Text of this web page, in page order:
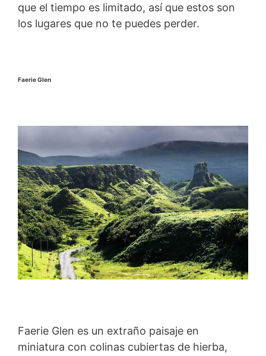
que el tiempo es limitado, así que estos son
los lugares que no te puedes perder.
Faerie Glen
Faerie Glen es un extraño paisaje en
miniatura con colinas cubiertas de hierba,